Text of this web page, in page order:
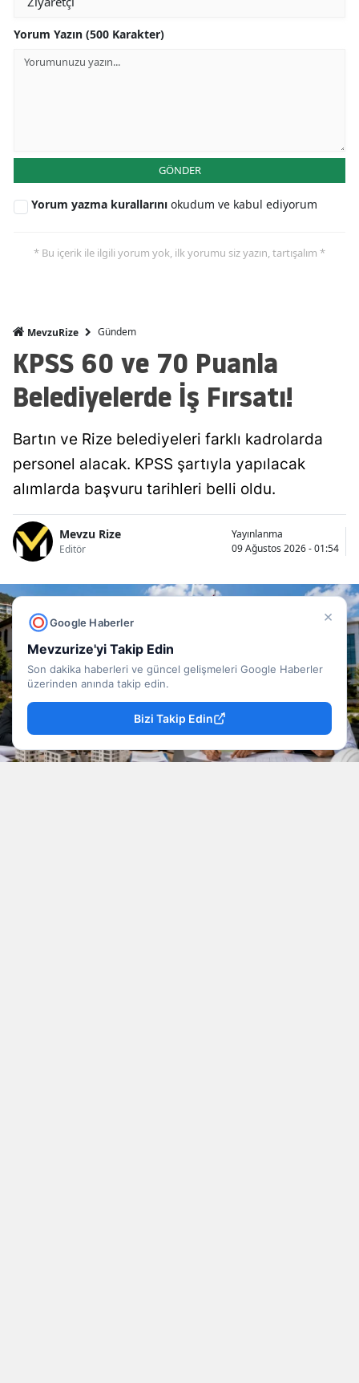
×
Google Haberler
Mevzurize'yi Takip Edin
Son dakika haberleri ve güncel gelişmeleri Google Haberler
üzerinden anında takip edin.
Bizi Takip Edin
Yorum Yazın (500 Karakter)
GÖNDER
Yorum yazma kurallarını okudum ve kabul ediyorum
* Bu içerik ile ilgili yorum yok, ilk yorumu siz yazın, tartışalım *
MevzuRize Gündem
KPSS 60 ve 70 Puanla
Belediyelerde İş Fırsatı!
Bartın ve Rize belediyeleri farklı kadrolarda
personel alacak. KPSS şartıyla yapılacak
alımlarda başvuru tarihleri belli oldu.
Mevzu Rize
Editör
Yayınlanma
09 Ağustos 2026 - 01:54